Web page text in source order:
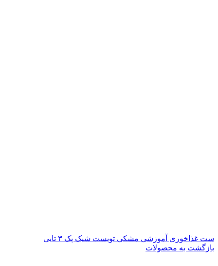
ست غذاخوری آموزشی مشکی تویست شیک پک ۳ تایی
بازگشت به محصولات